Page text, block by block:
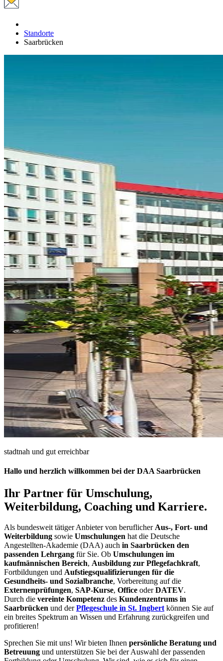
Standorte
Saarbrücken
stadtnah und gut erreichbar
Hallo und herzlich willkommen bei der DAA Saarbrücken
Ihr Partner für Umschulung,
Weiterbildung, Coaching und Karriere.
Als bundesweit tätiger Anbieter von beruflicherAus-, Fort- und
Weiterbildung sowie Umschulungen hat die Deutsche
Angestellten-Akademie (DAA) auch in Saarbrücken den
passenden Lehrgang für Sie. Ob Umschulungen im
kaufmännischen Bereich, Ausbildung zur Pflegefachkraft,
Fortbildungen und Aufstiegsqualifizierungen für die
Gesundheits- und Sozialbranche, Vorbereitung auf die
Externenprüfungen, SAP-Kurse, Office oderDATEV.
Durch die vereinte Kompetenz des Kundenzentrums in
Saarbrücken und derPflegeschule in St. Ingbertkönnen Sie auf
ein breites Spektrum an Wissen und Erfahrung zurückgreifen und
profitieren!
Sprechen Sie mit uns! Wir bieten Ihnen persönliche Beratung und
Betreuung und unterstützen Sie bei der Auswahl der passenden